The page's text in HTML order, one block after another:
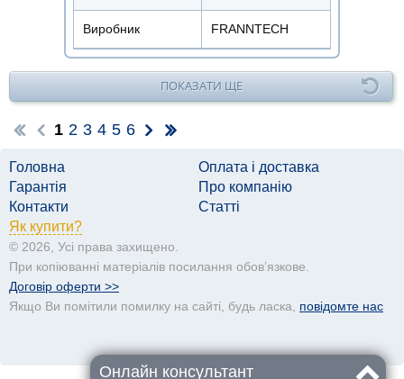
Виробник FRANNTECH
ПОКАЗАТИ ЩЕ
1 2 3 4 5 6
Головна
Оплата і доставка
Гарантія
Про компанію
Контакти
Статті
Як купити?
© 2026, Усі права захищено.
При копіюванні матеріалів посилання обовʼязкове.
Договір оферти >>
Якщо Ви помітили помилку на сайті, будь ласка, повідомте нас
Онлайн консультант